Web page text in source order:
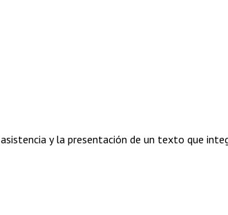
y la presentación de un texto que